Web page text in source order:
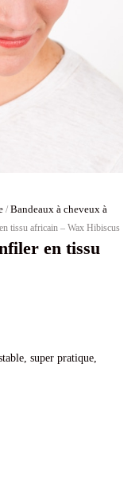
/ Bandeaux à cheveux à
tissu africain – Wax Hibiscus
en tissu
super pratique,